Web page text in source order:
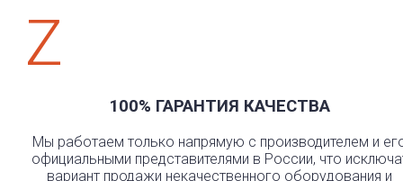
Z
100% ГАРАНТИЯ КАЧЕСТВА
Мы работаем только напрямую с производителем и
официальными представителями в России, что
вариант продажи некачественного оборудования и